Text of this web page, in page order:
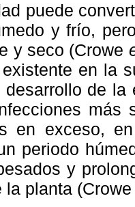
puede
y frío,
y seco (Crowe
en la
de la
más
en exceso,
periodo
y
la planta